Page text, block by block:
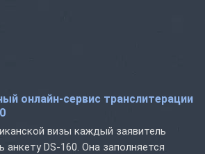
онлайн-сервис транслитерации
визы каждый заявитель
DS-160. Она заполняется